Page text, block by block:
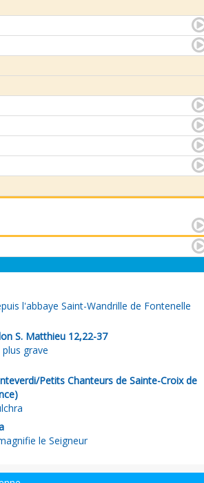
l'abbaye Saint-Wandrille de Fontenelle
S. Matthieu 12,22-37
grave
Petits Chanteurs de Sainte-Croix de
le Seigneur